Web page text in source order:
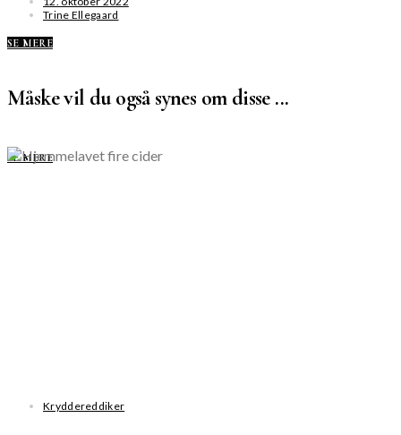
Trine Ellegaard
SE MERE
Måske vil du også synes om disse ...
SE MERE
Kryddereddiker